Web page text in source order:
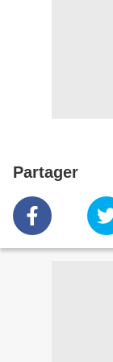
Partager